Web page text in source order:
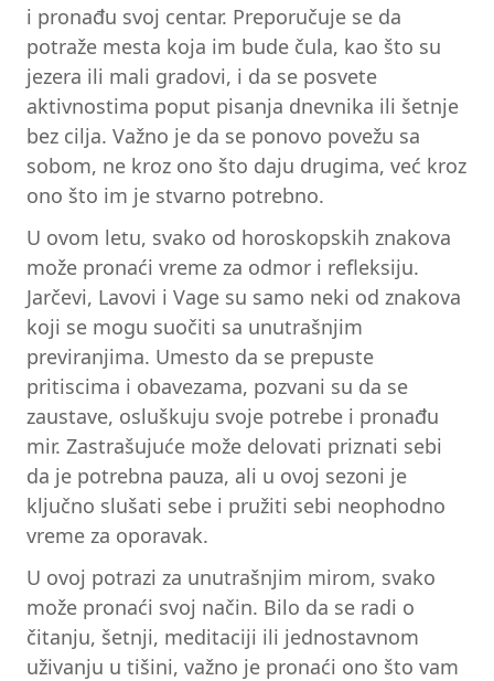
i pronađu svoj centar. Preporučuje se da
potraže mesta koja im bude čula, kao što su
jezera ili mali gradovi, i da se posvete
aktivnostima poput pisanja dnevnika ili šetnje
bez cilja. Važno je da se ponovo povežu sa
sobom, ne kroz ono što daju drugima, već kroz
ono što im je stvarno potrebno.
U ovom letu, svako od horoskopskih znakova
može pronaći vreme za odmor i refleksiju.
Jarčevi, Lavovi i Vage su samo neki od znakova
koji se mogu suočiti sa unutrašnjim
previranjima. Umesto da se prepuste
pritiscima i obavezama, pozvani su da se
zaustave, osluškuju svoje potrebe i pronađu
mir. Zastrašujuće može delovati priznati sebi
da je potrebna pauza, ali u ovoj sezoni je
ključno slušati sebe i pružiti sebi neophodno
vreme za oporavak.
U ovoj potrazi za unutrašnjim mirom, svako
može pronaći svoj način. Bilo da se radi o
čitanju, šetnji, meditaciji ili jednostavnom
uživanju u tišini, važno je pronaći ono što vam